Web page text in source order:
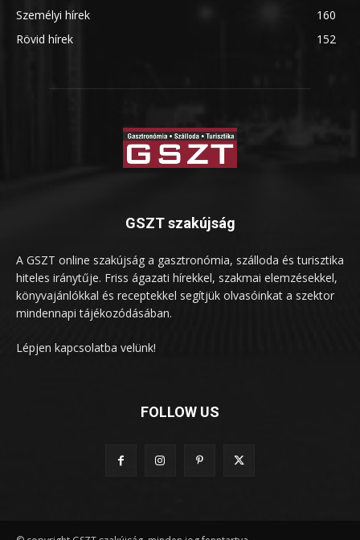
Személyi hírek
160
Rövid hírek
152
GSZT szakújság
A GSZT online szakújság a gasztronómia, szálloda és turisztika
hiteles iránytűje. Friss ágazati hírekkel, szakmai elemzésekkel,
könyvajánlókkal és receptekkel segítjük olvasóinkat a szektor
mindennapi tájékozódásában.
Lépjen kapcsolatba velünk!
FOLLOW US